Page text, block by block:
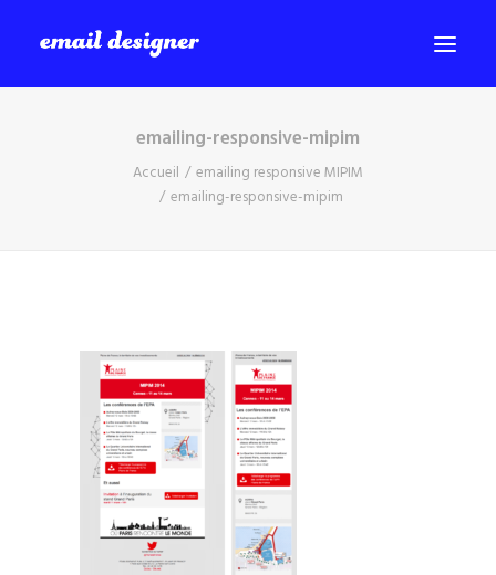
Recherche
emailing-responsive-mipim
Accueil
emailing responsive MIPIM
emailing-responsive-mipim